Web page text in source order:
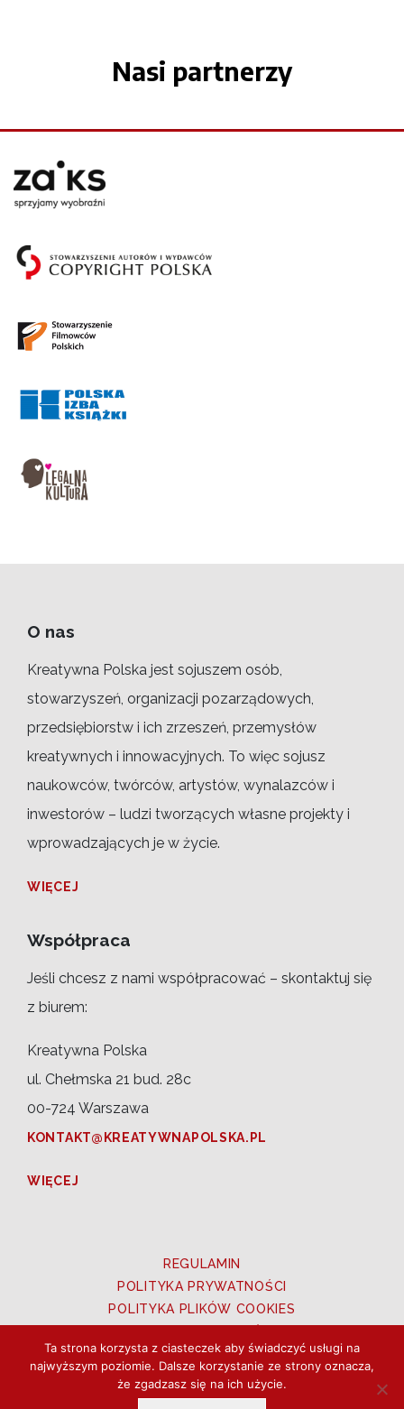
Nasi partnerzy
O nas
Kreatywna Polska jest sojuszem osób,
stowarzyszeń, organizacji pozarządowych,
przedsiębiorstw i ich zrzeszeń, przemysłów
kreatywnych i innowacyjnych. To więc sojusz
naukowców, twórców, artystów, wynalazców i
inwestorów – ludzi tworzących własne projekty i
wprowadzających je w życie.
WIĘCEJ
Współpraca
Jeśli chcesz z nami współpracować – skontaktuj się
z biurem:
Kreatywna Polska
ul. Chełmska 21 bud. 28c
00-724 Warszawa
KONTAKT@KREATYWNAPOLSKA.PL
WIĘCEJ
REGULAMIN
POLITYKA PRYWATNOŚCI
POLITYKA PLIKÓW COOKIES
UTWORY OZNACZONE CC BY 3.0 PL
Copyright © 2026 Kreatywna Polska. Wszystkie
Ta strona korzysta z ciasteczek aby świadczyć usługi na
najwyższym poziomie. Dalsze korzystanie ze strony oznacza,
że zgadzasz się na ich użycie.